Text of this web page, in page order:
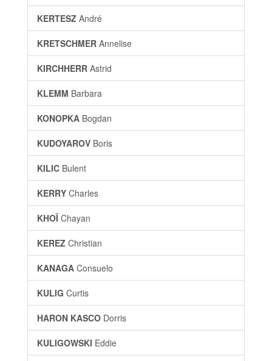
KERTESZ André
KRETSCHMER Annelise
KIRCHHERR Astrid
KLEMM Barbara
KONOPKA Bogdan
KUDOYAROV Boris
KILIC Bulent
KERRY Charles
KHOÏ Chayan
KEREZ Christian
KANAGA Consuelo
KULIG Curtis
HARON KASCO Dorris
KULIGOWSKI Eddie